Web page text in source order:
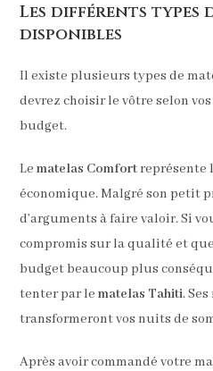
Les différents types
disponibles
Il existe plusieurs types de
devrez choisir le vôtre selon
budget.
Lematelas Comfortreprésente
économique. Malgré son petit
d’arguments à faire valoir. Si
compromis sur la qualité et
budget beaucoup plus
tenter par lematelas Tahiti.
transformeront vos nuits de
Après avoir commandé votre